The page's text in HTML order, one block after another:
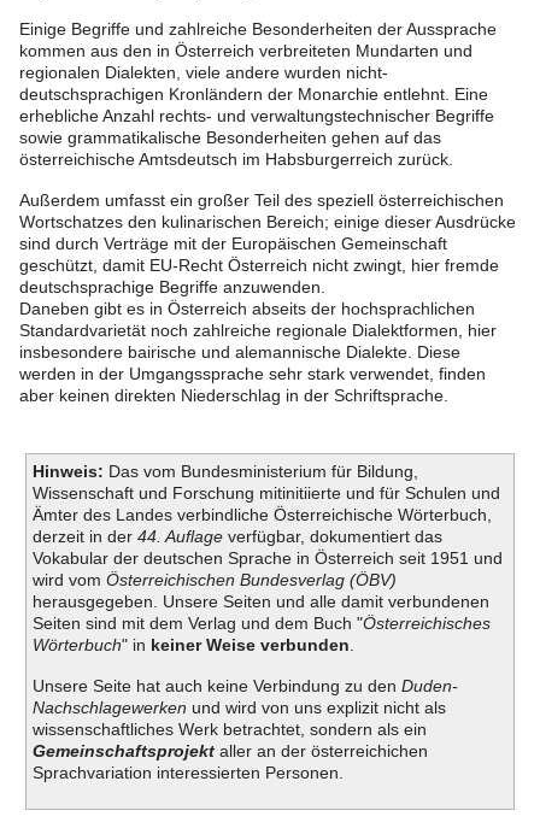
Einige Begriffe und zahlreiche Besonderheiten der Aussprache
kommen aus den in Österreich verbreiteten Mundarten und
regionalen Dialekten, viele andere wurden nicht-
deutschsprachigen Kronländern der Monarchie entlehnt. Eine
erhebliche Anzahl rechts- und verwaltungstechnischer Begriffe
sowie grammatikalische Besonderheiten gehen auf das
österreichische Amtsdeutsch im Habsburgerreich zurück.
Außerdem umfasst ein großer Teil des speziell österreichischen
Wortschatzes den kulinarischen Bereich; einige dieser Ausdrücke
sind durch Verträge mit der Europäischen Gemeinschaft
geschützt, damit EU-Recht Österreich nicht zwingt, hier fremde
deutschsprachige Begriffe anzuwenden.
Daneben gibt es in Österreich abseits der hochsprachlichen
Standardvarietät noch zahlreiche regionale Dialektformen, hier
insbesondere bairische und alemannische Dialekte. Diese
werden in der Umgangssprache sehr stark verwendet, finden
aber keinen direkten Niederschlag in der Schriftsprache.
Hinweis: Das vom Bundesministerium für Bildung,
Wissenschaft und Forschung mitinitiierte und für Schulen und
Ämter des Landes verbindliche Österreichische Wörterbuch,
derzeit in der 44. Auflageverfügbar, dokumentiert das
Vokabular der deutschen Sprache in Österreich seit 1951 und
wird vom Österreichischen Bundesverlag (ÖBV)
herausgegeben. Unsere Seiten und alle damit verbundenen
Seiten sind mit dem Verlag und dem Buch "Österreichisches
Wörterbuch" in keiner Weise verbunden
Unsere Seite hat auch keine Verbindung zu den Duden-
Nachschlagewerken und wird von uns explizit nicht als
wissenschaftliches Werk betrachtet, sondern als ein
Gemeinschaftsprojektaller an der österreichichen
Sprachvariation interessierten Personen.